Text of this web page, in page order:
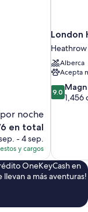
por noche
en total
- 4 sep.
y cargos
London
Heathrow
Alberca
Acepta
9.0
de
9.0
1,456
OneKeyCash en
a más aventuras!